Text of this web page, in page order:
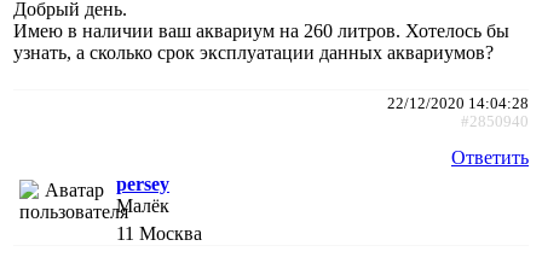
Добрый день.
Имею в наличии ваш аквариум на 260 литров. Хотелось бы
узнать, а сколько срок эксплуатации данных аквариумов?
22/12/2020 14:04:28
#2850940
Ответить
persey
Малёк
11 Москва